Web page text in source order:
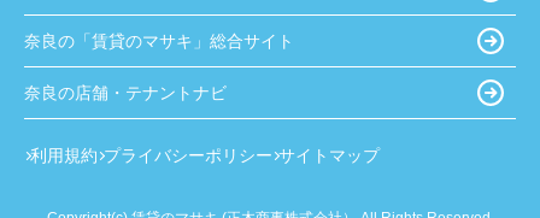
奈良の「賃貸のマサキ」総合サイト
奈良の店舗・テナントナビ
利用規約 プライバシーポリシー サイトマップ